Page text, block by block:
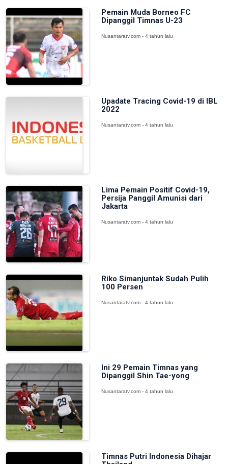
Pemain Muda Borneo FC
Dipanggil Timnas U-23
Nusantaratv.com - 4 tahun lalu
Upadate Tracing Covid-19 di IBL
2022
Nusantaratv.com - 4 tahun lalu
Lima Pemain Positif Covid-19,
Persija Panggil Amunisi dari
Jakarta
Nusantaratv.com - 4 tahun lalu
Riko Simanjuntak Sudah Pulih
100 Persen
Nusantaratv.com - 4 tahun lalu
Ini 29 Pemain Timnas yang
Dipanggil Shin Tae-yong
Nusantaratv.com - 4 tahun lalu
Timnas Putri Indonesia Dihajar